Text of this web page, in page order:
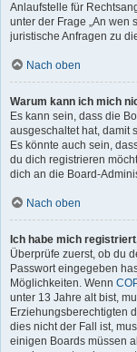
Anlaufstelle für
unter der Frage „An wen
juristische Anfragen zu
Nach oben
Warum kann ich mich
Es kann sein, dass die
ausgeschaltet hat, damit
Es könnte auch sein,
du dich registrieren
dich an die Board-
Nach oben
Ich habe mich
Überprüfe zuerst, ob du
Passwort eingegeben
Möglichkeiten. Wenn
unter 13 Jahre alt bist,
Erziehungsberechtigten
dies nicht der Fall ist,
einigen Boards müssen